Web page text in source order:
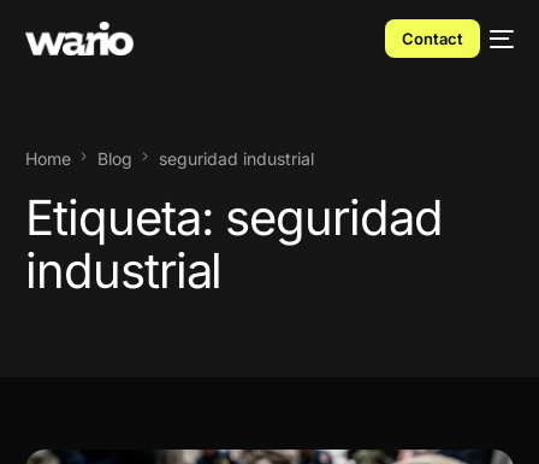
Contact
Home Blog seguridad industrial
Etiqueta: seguridad
industrial